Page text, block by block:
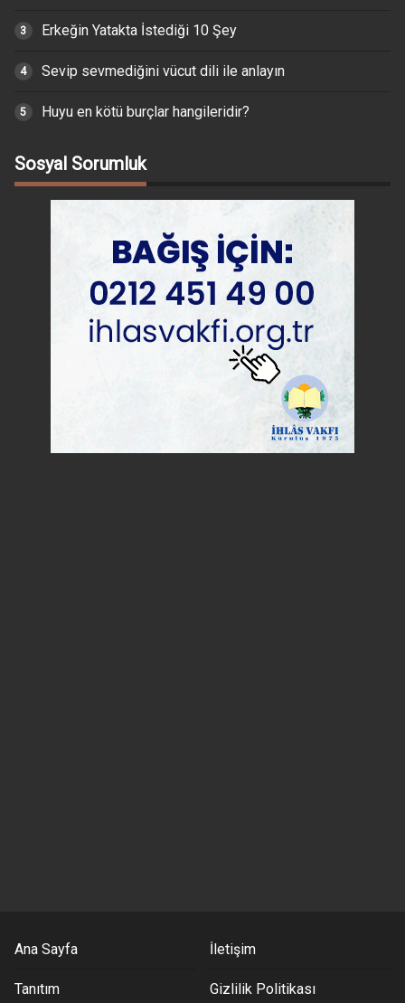
Erkeğin Yatakta İstediği 10 Şey
Sevip sevmediğini vücut dili ile anlayın
Huyu en kötü burçlar hangileridir?
Sosyal Sorumluk
Ana Sayfa İletişim
Tanıtım Gizlilik Politikası